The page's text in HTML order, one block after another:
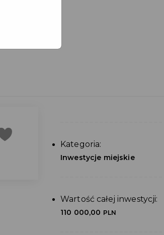
Kategoria:
Inwestycje miejskie
Wartość całej inwestycji:
110 000,00 PLN